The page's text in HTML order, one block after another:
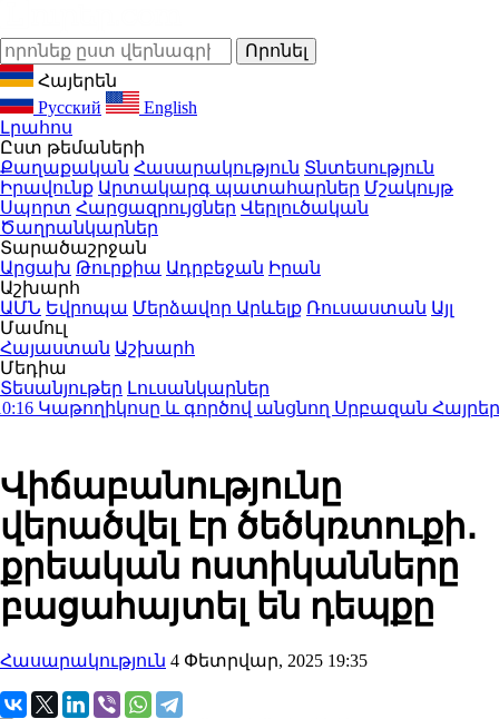
Հայերեն
Русский
English
Լրահոս
Ըստ թեմաների
Քաղաքական Հասարակություն Տնտեսություն
Իրավունք Արտակարգ պատահարներ Մշակույթ
Սպորտ Հարցազրույցներ Վերլուծական
Ծաղրանկարներ
Տարածաշրջան
Արցախ Թուրքիա Ադրբեջան Իրան
Աշխարհ
ԱՄՆ Եվրոպա Մերձավոր Արևելք Ռուսաստան Այլ
Մամուլ
Հայաստան Աշխարհ
Մեդիա
Տեսանյութեր Լուսանկարներ
և գործով անցնող Սրբազան Հայրերը
Վիճաբանությունը
վերածվել էր ծեծկռտուքի․
քրեական ոստիկանները
բացահայտել են դեպքը
Հասարակություն 4 Փետրվար, 2025 19:35